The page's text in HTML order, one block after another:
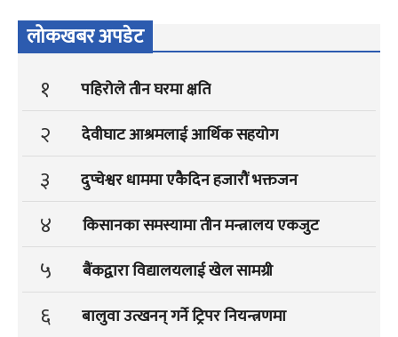
लोकखबर अपडेट
१ पहिरोले तीन घरमा क्षति
२ देवीघाट आश्रमलाई आर्थिक सहयोग
३ दुप्चेश्वर धाममा एकैदिन हजारौं भक्तजन
४ किसानका समस्यामा तीन मन्त्रालय एकजुट
५ बैंकद्वारा विद्यालयलाई खेल सामग्री
६ बालुवा उत्खनन् गर्ने ट्रिपर नियन्त्रणमा